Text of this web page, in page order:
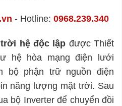
- Hotline: 0968.239.340
hệ độc lập được Thiết
hệ hòa mạng điện lưới
bộ phận trữ nguồn điện
năng lượng mặt trời. Sau
bộ Inverter để chuyển đồi